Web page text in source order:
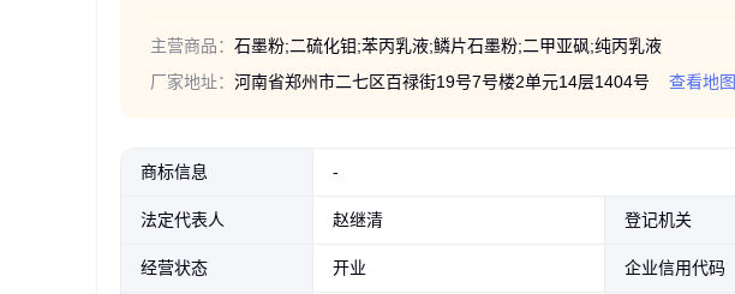
主营商品： 石墨粉;二硫化钼;苯丙乳液;鳞片石墨粉;二甲亚砜;纯丙乳液
厂家地址： 河南省郑州市二七区百禄街19号7号楼2单元14层1404号 查看地图
商标信息 -
法定代表人 赵继清 登记机关
经营状态 开业 企业信用代码